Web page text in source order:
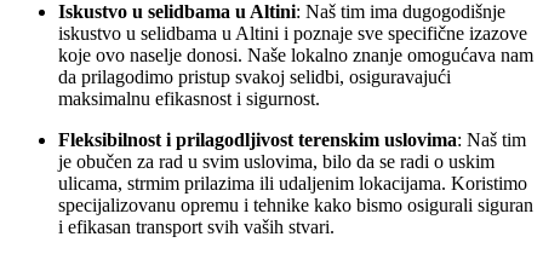
Iskustvo u selidbama u Altini: Naš tim ima dugogodišnje
iskustvo u selidbama u Altini i poznaje sve specifične izazove
koje ovo naselje donosi. Naše lokalno znanje omogućava nam
da prilagodimo pristup svakoj selidbi, osiguravajući
maksimalnu efikasnost i sigurnost.
Fleksibilnost i prilagodljivost terenskim uslovima: Naš tim
je obučen za rad u svim uslovima, bilo da se radi o uskim
ulicama, strmim prilazima ili udaljenim lokacijama. Koristimo
specijalizovanu opremu i tehnike kako bismo osigurali siguran
i efikasan transport svih vaših stvari.